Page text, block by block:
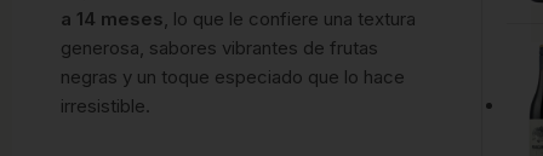
a 14 meses, lo que le confiere una textura
generosa, sabores vibrantes de frutas
negras y un toque especiado que lo hace
irresistible.